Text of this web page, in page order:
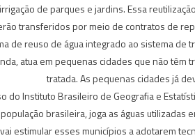
de parques e jardins. Essa
transferidos por meio de contratos de
de reuso de água integrado ao sistema
atua em pequenas cidades que não
tratada. As pequenas cidades já
do Instituto Brasileiro de Geografia e
brasileira, joga as águas
estimular esses municípios a adotarem